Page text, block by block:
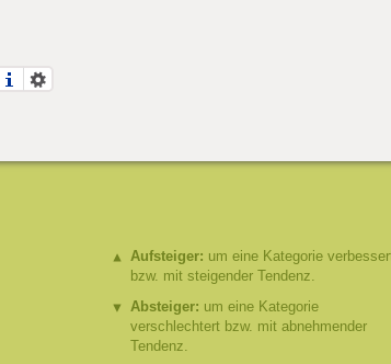
Aufsteiger: um eine Kategorie
bzw. mit steigender Tendenz.
Absteiger: um eine Kategorie
verschlechtert bzw. mit abnehmender
Tendenz.